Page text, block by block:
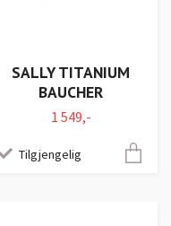
SALLY TITANIUM
BAUCHER
1 549,-
Tilgjengelig